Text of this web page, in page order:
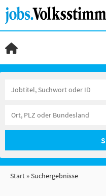
Start Suchergebnisse